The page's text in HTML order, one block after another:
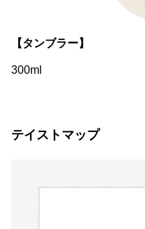
【タンブラー】
300ml
テイストマップ